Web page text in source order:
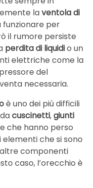
laventola di
funzionare per
il rumore persiste
perdita di liquidio un
elettriche come la
del
necessaria.
è uno dei più difficili
cuscinetti,giunti
che hanno perso
che si sono
componenti
caso, l’orecchio è